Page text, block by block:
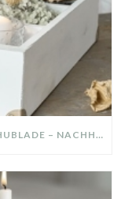
DIY-DEKO-TABLETT AUS ALTER SCHUBLADE – NACHHALTIGE HERBSTDEKO SELBER MACHEN!